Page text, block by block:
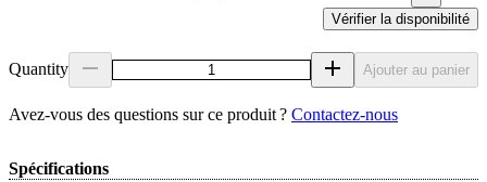
Vérifier la disponibilité
Quantity Ajouter au panier
Avez‑vous des questions sur ce produit ? Contactez‑nous
Spécifications